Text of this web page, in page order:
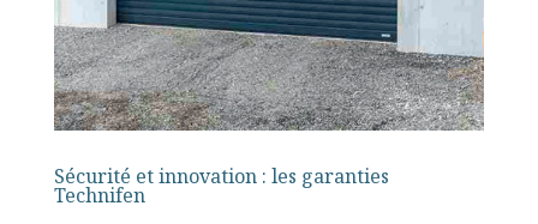
Sécurité et innovation : les garanties
Technifen